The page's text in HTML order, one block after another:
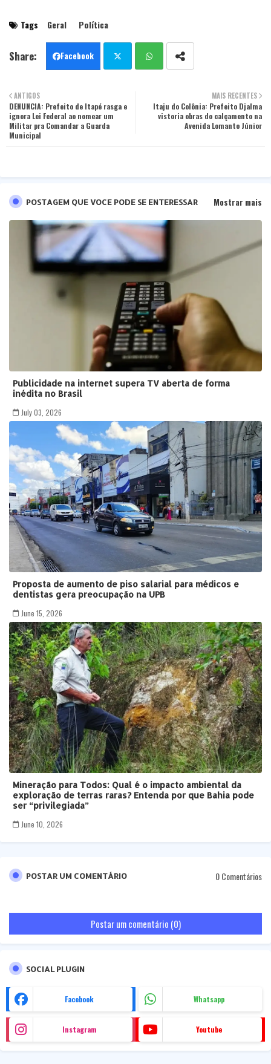
Tags Geral Política
Facebook
ter tsa
MAIS RECENTES
Itaju do Colônia: Prefeito Djalma
vistoria obras do calçamento na
Avenida Lomanto Júnior
ANTIGOS
DENUNCIA: Prefeito de Itapé rasga e
ignora Lei Federal ao nomear um
Militar pra Comandar a Guarda
Municipal
POSTAGEM QUE VOCE PODE SE ENTERESSAR Mostrar mais
Publicidade na internet supera TV aberta de forma
inédita no Brasil
July 03, 2026
Proposta de aumento de piso salarial para médicos e
dentistas gera preocupação na UPB
June 15, 2026
Mineração para Todos: Qual é o impacto ambiental da
exploração de terras raras? Entenda por que Bahia pode
ser “privilegiada”
June 10, 2026
POSTAR UM COMENTÁRIO 0 Comentários
Postar um comentário (0)
SOCIAL PLUGIN
Facebook Whatsapp
Instagram Youtube